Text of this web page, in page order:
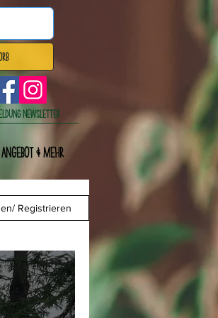
Newsletter
Angebot & mehr
Registrieren